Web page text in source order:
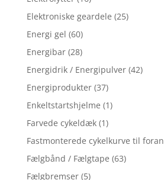
Elektroniske geardele (25)
Energi gel (60)
Energibar (28)
Energidrik / Energipulver (42)
Energiprodukter (37)
Enkeltstartshjelme (1)
Farvede cykeldæk (1)
Fastmonterede cykelkurve til foran
Fælgbånd / Fælgtape (63)
Fælgbremser (5)